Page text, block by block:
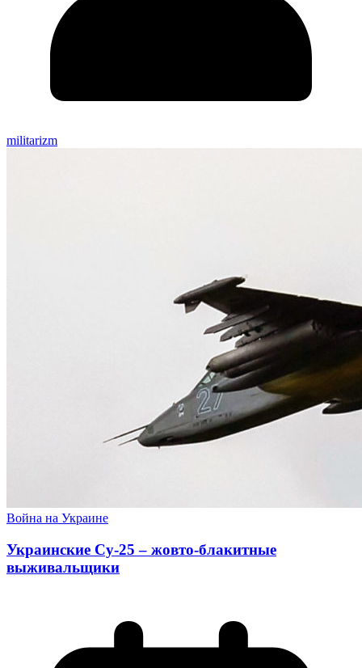
militarizm
Война на Украине
Украинские Су-25 – жовто-блакитные
выживальщики